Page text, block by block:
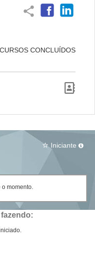
share
CURSOS CONCLUÍDOS
star_border Iniciante
o momento.